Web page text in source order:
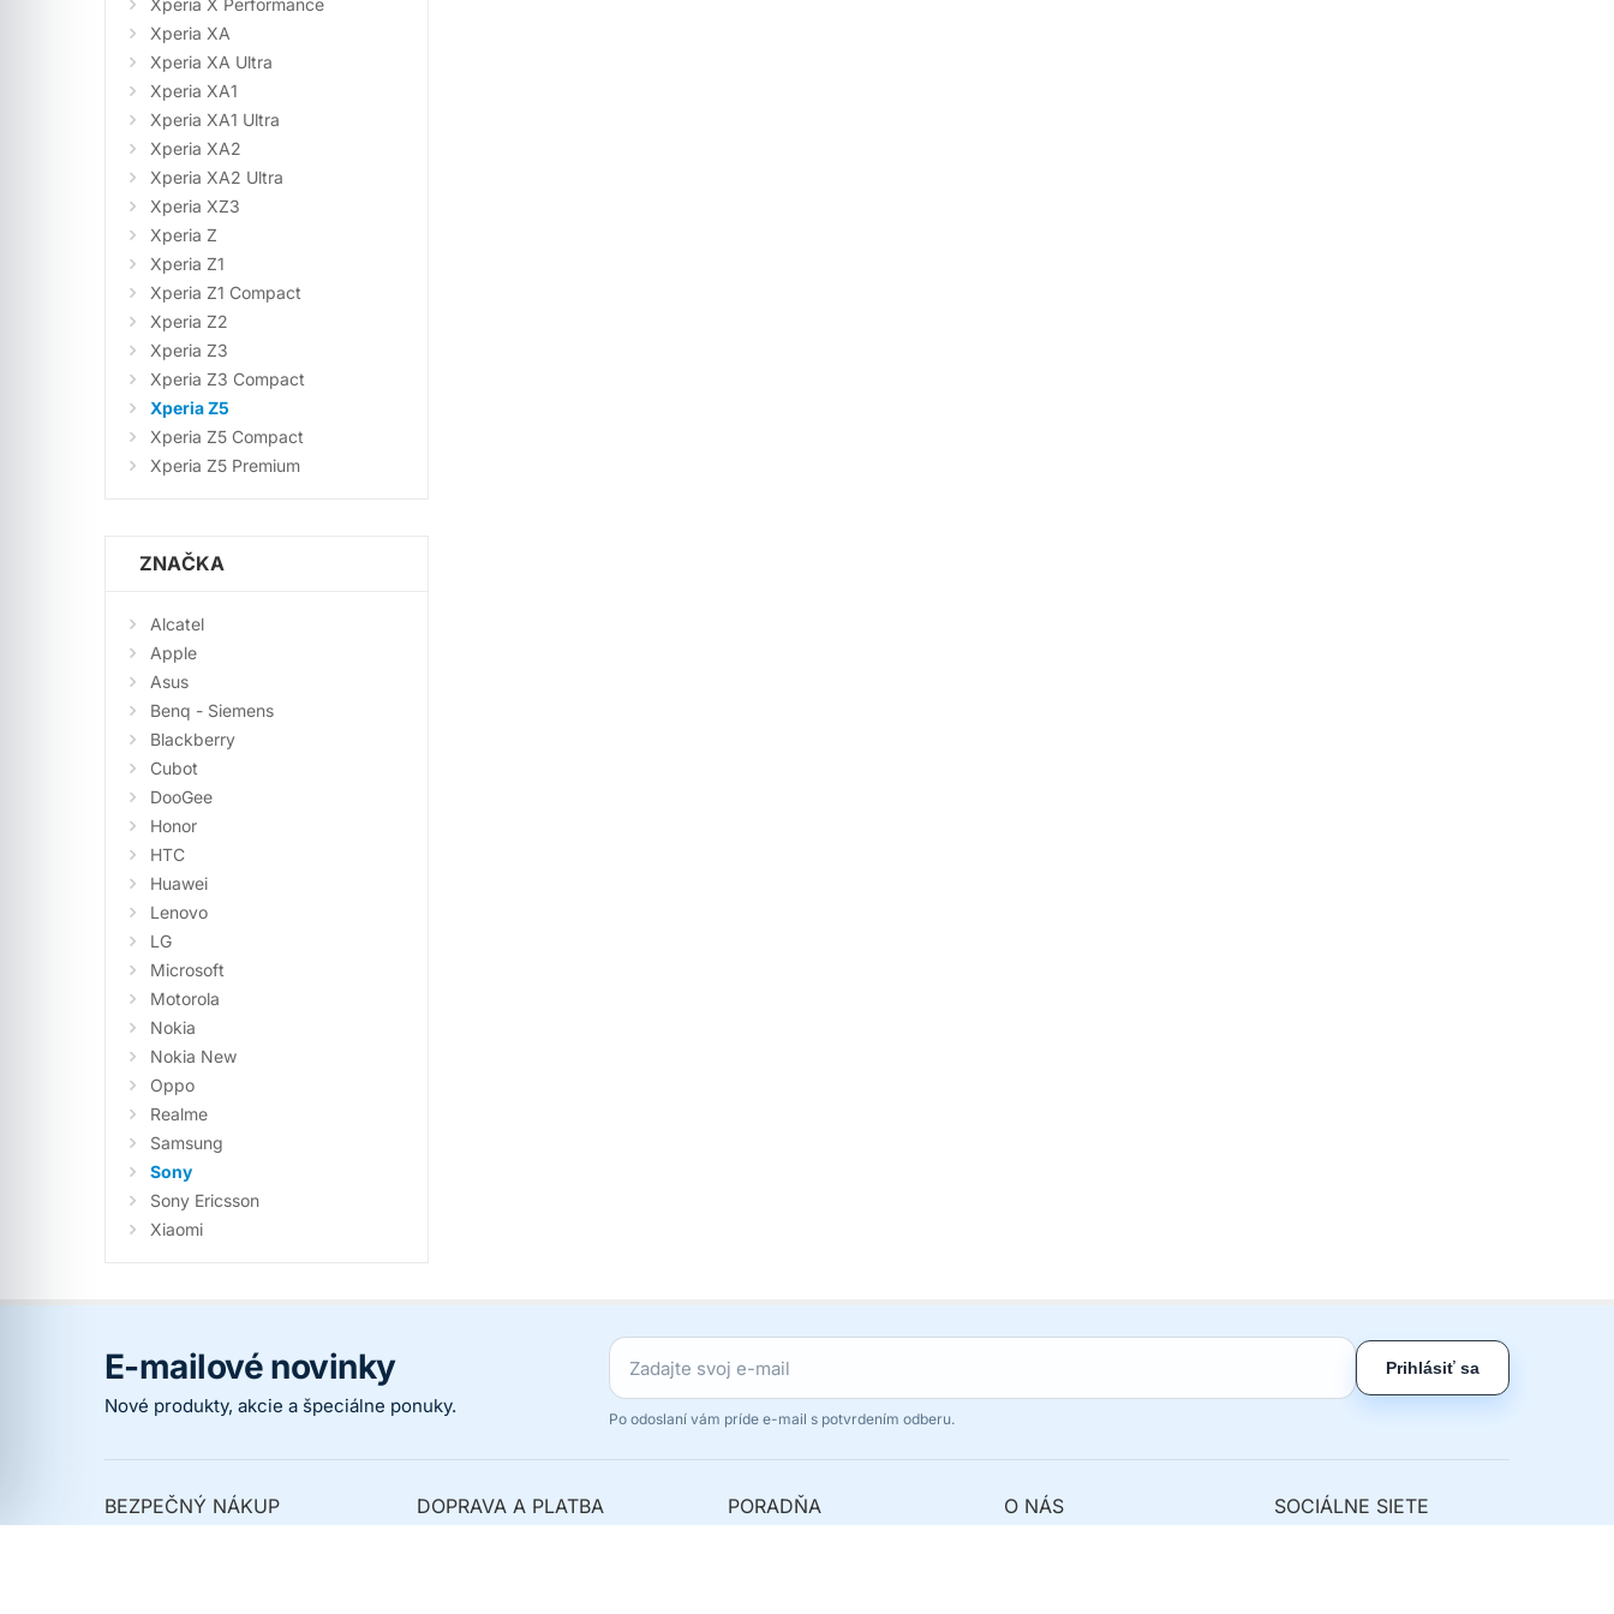
Xperia X Performance
Xperia XA
Xperia XA Ultra
Xperia XA1
Xperia XA1 Ultra
Xperia XA2
Xperia XA2 Ultra
Xperia XZ3
Xperia Z
Xperia Z1
Xperia Z1 Compact
Xperia Z2
Xperia Z3
Xperia Z3 Compact
Xperia Z5
Xperia Z5 Compact
Xperia Z5 Premium
ZNAČKA
Alcatel
Apple
Asus
Benq - Siemens
Blackberry
Cubot
DooGee
Honor
HTC
Huawei
Lenovo
LG
Microsoft
Motorola
Nokia
Nokia New
Oppo
Realme
Samsung
Sony
Sony Ericsson
Xiaomi
E-mailové novinky
Nové produkty, akcie a špeciálne ponuky.
Prihlásiť sa
Po odoslaní vám príde e-mail s potvrdením odberu.
BEZPEČNÝ NÁKUP DOPRAVA A PLATBA PORADŇA O NÁS SOCIÁLNE SIETE